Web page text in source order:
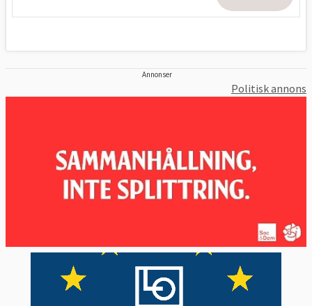
Annonser
Politisk annons